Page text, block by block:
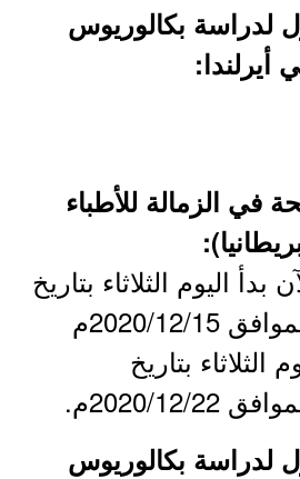
لدراسة بكالوريوس
300 منحة في الزمالة للأطباء
بدأ اليوم الثلاثاء بتاريخ
1442/04/30هـ الموافق 2020/12/15م
الثلاثاء بتاريخ
لدراسة بكالوريوس